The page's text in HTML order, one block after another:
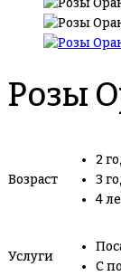
Розы
Возраст
2
3
4
Услуги
С